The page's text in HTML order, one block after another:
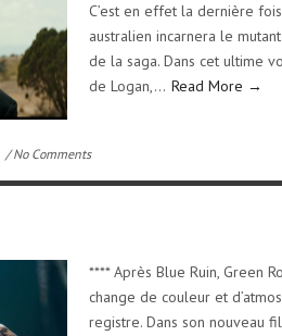
C’est en effet la dernière
australien incarnera le
de la saga. Dans cet ultime
de Logan,… Read More →
/ No Comments
**** Après Blue Ruin, Green
change de couleur et
registre. Dans son nouveau